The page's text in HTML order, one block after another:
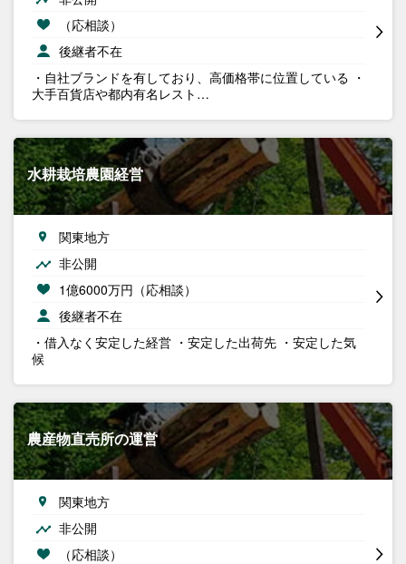
（応相談）
後継者不在
・自社ブランドを有しており、高価格帯に位置している ・
大手百貨店や都内有名レスト…
水耕栽培農園経営
関東地方
非公開
1億6000万円（応相談）
後継者不在
・借入なく安定した経営 ・安定した出荷先 ・安定した気
候
農産物直売所の運営
関東地方
非公開
（応相談）